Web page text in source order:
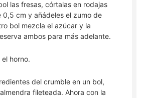
las fresas, córtalas en rodajas
0,5 cm y añádeles el zumo de
bol mezcla el azúcar y la
ambos para más adelante.
horno.
del crumble en un bol,
fileteada. Ahora con la